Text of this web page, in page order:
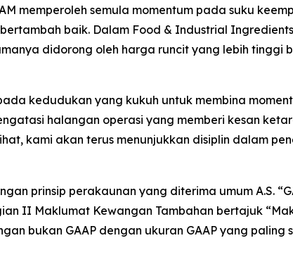
memperoleh semula momentum pada suku
baik. Dalam Food & Industrial
didorong oleh harga runcit yang lebih tinggi
kedudukan yang kukuh untuk membina
halangan operasi yang memberi kesan
kami akan terus menunjukkan disiplin dalam
prinsip perakaunan yang diterima umum A.S.
II Maklumat Kewangan Tambahan bertajuk
bukan GAAP dengan ukuran GAAP yang paling